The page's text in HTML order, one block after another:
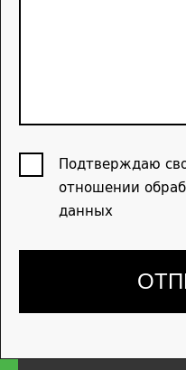
Подтверждаю
отношении
данных